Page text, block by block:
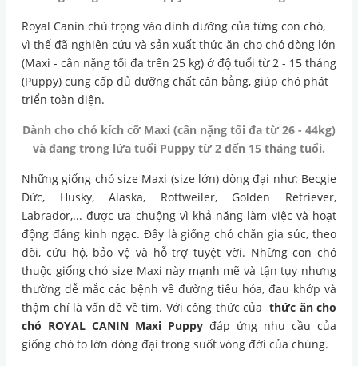
Royal Canin chú trọng vào dinh dưỡng của từng con chó,
vì thế đã nghiên cứu và sản xuất thức ăn cho chó dòng lớn
(Maxi - cân nặng tối đa trên 25 kg) ở độ tuổi từ 2 - 15 tháng
(Puppy) cung cấp đủ dưỡng chất cân bằng, giúp chó phát
triển toàn diện.
Dành cho chó kích cỡ Maxi (cân nặng tối đa từ 26 - 44kg)
và đang trong lứa tuổi Puppy từ 2 đến 15 tháng tuổi.
Những giống chó size Maxi (size lớn) dòng đại như: Becgie
Đức, Husky, Alaska, Rottweiler, Golden Retriever,
Labrador,... được ưa chuộng vì khả năng làm việc và hoạt
động đáng kinh ngạc. Đây là giống chó chăn gia súc, theo
dõi, cứu hộ, bảo vệ và hỗ trợ tuyệt vời. Những con chó
thuộc giống chó size Maxi này mạnh mẽ và tận tụy nhưng
thường dễ mắc các bệnh về đường tiêu hóa, đau khớp và
thậm chí là vấn đề về tim. Với công thức của thức ăn cho
chó ROYAL CANIN Maxi Puppy đáp ứng nhu cầu của
giống chó to lớn dòng đại trong suốt vòng đời của chúng.